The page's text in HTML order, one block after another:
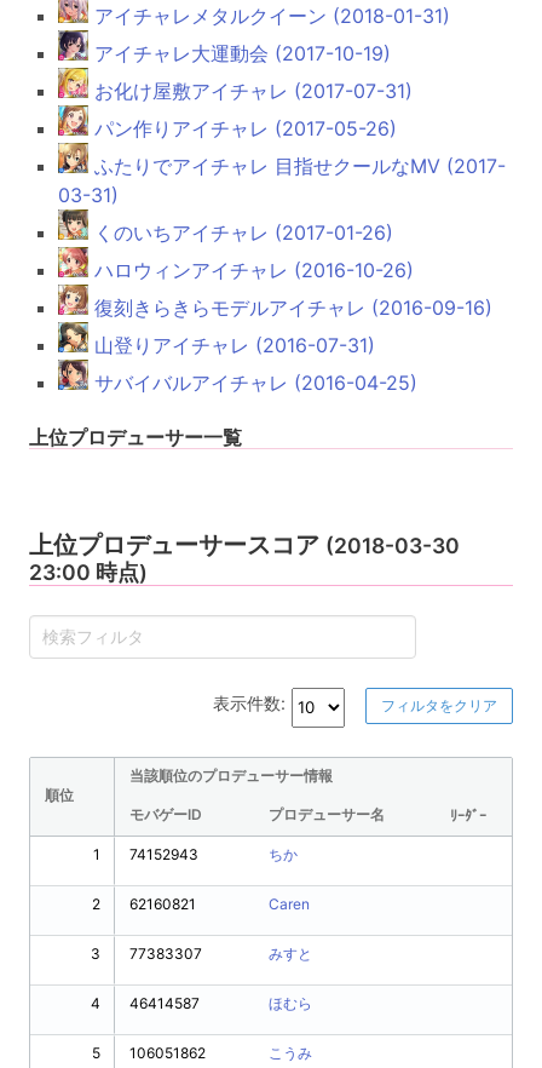
アイチャレメタルクイーン (2018-01-31)
アイチャレ大運動会 (2017-10-19)
お化け屋敷アイチャレ (2017-07-31)
パン作りアイチャレ (2017-05-26)
ふたりでアイチャレ 目指せクールなMV (2017-
03-31)
くのいちアイチャレ (2017-01-26)
ハロウィンアイチャレ (2016-10-26)
復刻きらきらモデルアイチャレ (2016-09-16)
山登りアイチャレ (2016-07-31)
サバイバルアイチャレ (2016-04-25)
上位プロデューサー一覧
上位プロデューサースコア (2018-03-30
23:00 時点)
表示件数: フィルタをクリア
順位
当該順位のプロデューサー情報
モバゲーID プロデューサー名 ﾘｰﾀﾞｰ
1
2
3
4
5
74152943 ちか
62160821 Caren
77383307 みすと
46414587 ほむら
106051862 こうみ